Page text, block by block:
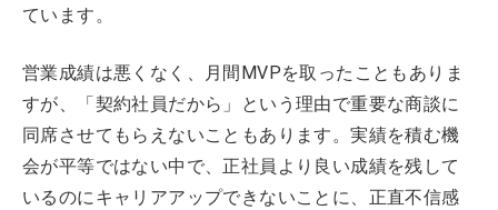
ています。
営業成績は悪くなく、月間MVPを取ったこともありま
すが、「契約社員だから」という理由で重要な商談に
同席させてもらえないこともあります。実績を積む機
会が平等ではない中で、正社員より良い成績を残して
いるのにキャリアアップできないことに、正直不信感